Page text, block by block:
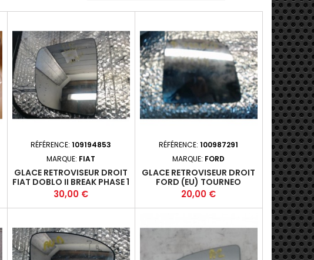
RÉFÉRENCE:109194853
MARQUE: FIAT
GLACE RETROVISEUR DROIT
FIAT DOBLO II BREAK PHASE 1
- 5P 2010-01-2014-12 +
Prix
30,00 €
RÉFÉRENCE:100987291
MARQUE: FORD
GLACE RETROVISEUR DROIT
FORD (EU) TOURNEO
CONNECT II PHASE 1 - 5P
2013-09-2019-06 +
Prix
20,00 €